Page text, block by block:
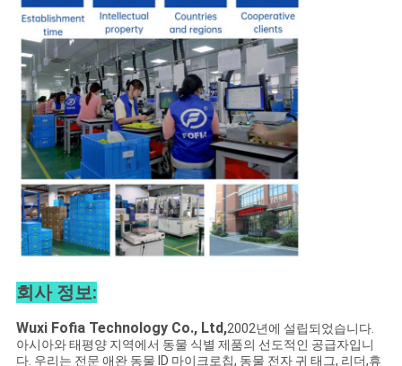
회사 정보:
Wuxi Fofia Technology Co., Ltd,2002년에 설립되었습니다.
아시아와 태평양 지역에서 동물 식별 제품의 선도적인 공급자입니
다. 우리는 전문 애완 동물 ID 마이크로칩, 동물 전자 귀 태그, 리더,휴